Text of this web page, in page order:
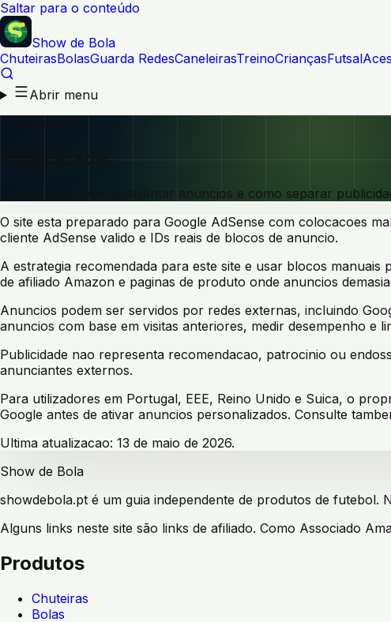
Saltar para o conteúdo
Show de Bola
ChuteirasBolasGuarda RedesCaneleirasTreinoCriançasFutsal
Abrir menu
Transparencia
Publicidade
Como o site pode apresentar anuncios e como separar
O site esta preparado para Google AdSense com colocacoes
cliente AdSense valido e IDs reais de blocos de anuncio.
A estrategia recomendada para este site e usar blocos
de afiliado Amazon e paginas de produto onde anuncios
Anuncios podem ser servidos por redes externas, incluindo
anuncios com base em visitas anteriores, medir desempenho e
Publicidade nao representa recomendacao, patrocinio ou
anunciantes externos.
Para utilizadores em Portugal, EEE, Reino Unido e Suica, o
Google antes de ativar anuncios personalizados. Consulte
Ultima atualizacao: 13 de maio de 2026.
Show de Bola
showdebola.pt é um guia independente de produtos de
Alguns links neste site são links de afiliado. Como Associado
Produtos
Chuteiras
Bolas